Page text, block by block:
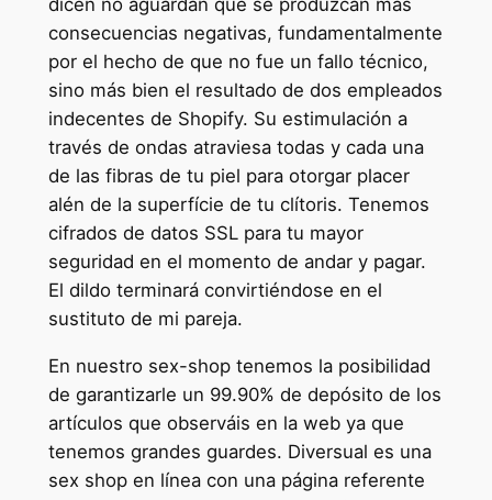
consecuencias negativas, fundamentalmente
por el hecho de que no fue un fallo técnico,
sino más bien el resultado de dos empleados
indecentes de Shopify. Su estimulación a
través de ondas atraviesa todas y cada una
de las fibras de tu piel para otorgar placer
alén de la superfície de tu clítoris. Tenemos
cifrados de datos SSL para tu mayor
seguridad en el momento de andar y pagar.
El dildo terminará convirtiéndose en el
sustituto de mi pareja.
En nuestro sex-shop tenemos la posibilidad
de garantizarle un 99.90% de depósito de los
artículos que observáis en la web ya que
tenemos grandes guardes. Diversual es una
sex shop en línea con una página referente